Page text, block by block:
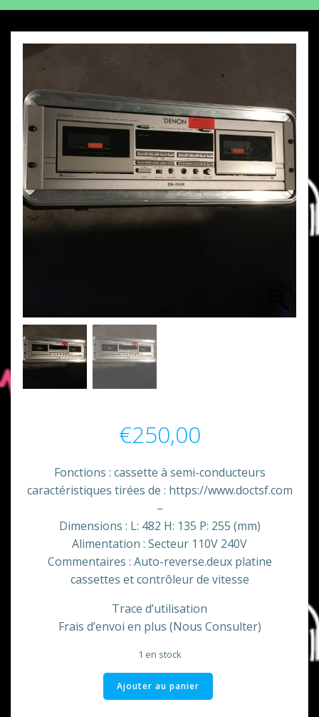
€250,00
Fonctions : cassette à semi-conducteurs
caractéristiques tirées de : https://www.doctsf.com
–
Dimensions : L: 482 H: 135 P: 255 (mm)
Alimentation : Secteur 110V 240V
Commentaires : Auto-reverse.deux platine
cassettes et contrôleur de vitesse
Trace d’utilisation
Frais d’envoi en plus (Nous Consulter)
1 en stock
quantité
de
Ajouter au panier